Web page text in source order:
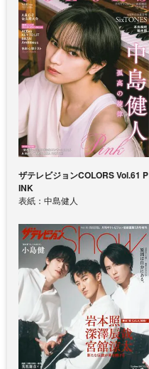
ザテレビジョンCOLORS Vol.61 P
INK
表紙：中島健人